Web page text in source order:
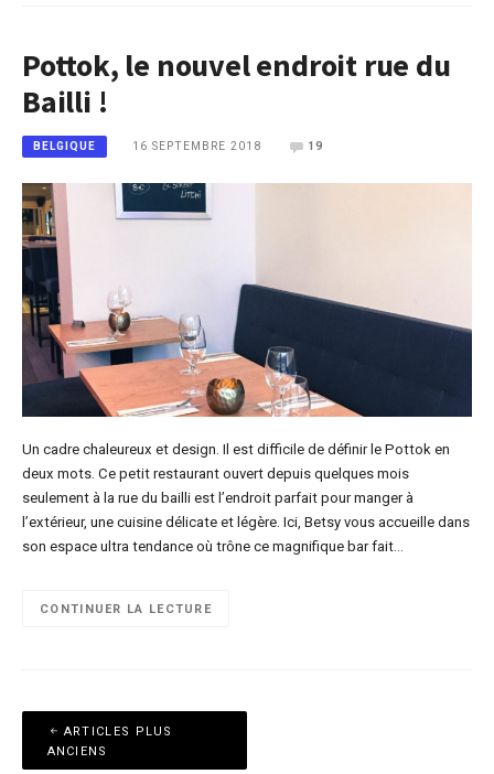
Pottok, le nouvel endroit rue du
Bailli !
BELGIQUE 16 SEPTEMBRE 2018 19
Un cadre chaleureux et design. Il est difficile de définir le Pottok en
deux mots. Ce petit restaurant ouvert depuis quelques mois
seulement à la rue du bailli est l’endroit parfait pour manger à
l’extérieur, une cuisine délicate et légère. Ici, Betsy vous accueille dans
son espace ultra tendance où trône ce magnifique bar fait…
CONTINUER LA LECTURE
Navigation
des
ARTICLES PLUS
ANCIENS